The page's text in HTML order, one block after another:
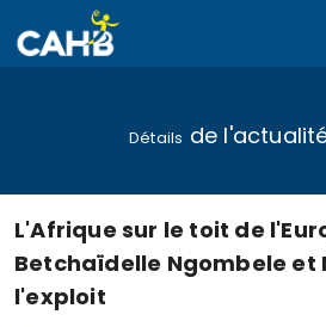
Détails de
L'Afrique sur le toit de
Betchaïdelle Ngombele et
l'exploit